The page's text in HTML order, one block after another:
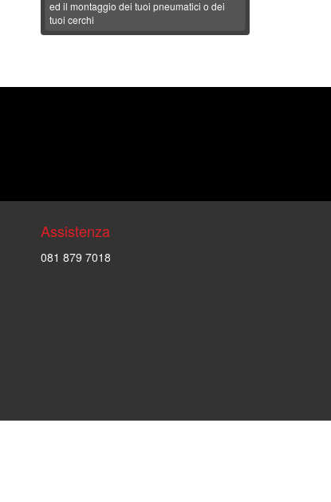
ed il montaggio dei tuoi pneumatici o dei
tuoi cerchi
Assistenza
081 879 7018